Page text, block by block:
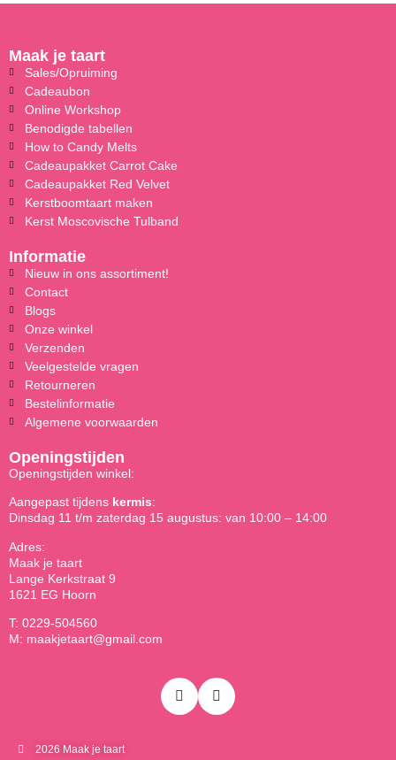
Maak je taart
Sales/Opruiming
Cadeaubon
Online Workshop
Benodigde tabellen
How to Candy Melts
Cadeaupakket Carrot Cake
Cadeaupakket Red Velvet
Kerstboomtaart maken
Kerst Moscovische Tulband
Informatie
Nieuw in ons assortiment!
Contact
Blogs
Onze winkel
Verzenden
Veelgestelde vragen
Retourneren
Bestelinformatie
Algemene voorwaarden
Openingstijden
Openingstijden winkel:
Aangepast tijdens kermis:
Dinsdag 11 t/m zaterdag 15 augustus: van 10:00 – 14:00
Adres:
Maak je taart
Lange Kerkstraat 9
1621 EG Hoorn
T: 0229-504560
M: maakjetaart@gmail.com
2026 Maak je taart